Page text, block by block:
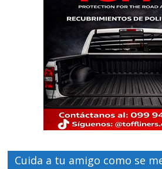
Cuida a tu amigo como se